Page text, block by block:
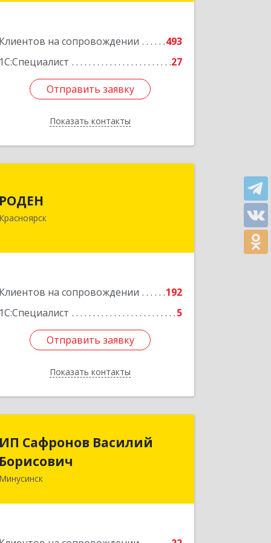
Клиентов на сопровождении
493
1С:Специалист
27
Отправить заявку
Показать контакты
Отправить заявку
Назад
РОДЕН
Красноярск
Клиентов на сопровождении
192
1С:Специалист
5
Отправить заявку
Показать контакты
Отправить заявку
Назад
ИП Сафронов Василий
Борисович
Минусинск
ИП Сафронов Василий
Борисович
Подробнее